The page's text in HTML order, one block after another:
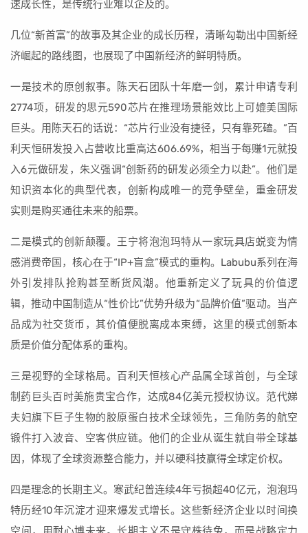
速成长性，是传统行业难以企及的。
几位“新首富”的故事及其企业的成长历程，清晰勾勒出中国新经
济崛起的路线图，也展现了中国新经济的鲜明特质。
一是技术的原创叙事。陈天石团队十年磨一剑，累计申请专利
2774项，研发的思元590芯片在推理场景能效比上可媲美国际
巨头。用陈天石的话说：“芯片行业没有捷径，只有靠死磕。”百
利天恒研发投入占营收比重高达606.69%，相当于每赚1元就投
入6元做研发，朱义强调“创新药的研发必须全力以赴”。他们是
知识资本化的典型代表，创新构成唯一的竞争壁垒，重金研发
实则是购买通往未来的船票。
二是模式的创新颠覆。王宁将泡泡玛特从一家玩具店蜕变为情
感消费帝国，核心在于“IP+盲盒”模式的重构。Labubu系列在海
外引发排队抢购甚至断货风潮。他重新定义了玩具的价值逻
辑，推动中国制造从“性价比”优势升级为“品牌价值”驱动。当产
品成为社交货币，其价值便脱离成本束缚，这里的模式创新本
质是价值分配体系的重构。
三是视野的全球格局。百利天恒核心产品属全球首创，与全球
制药巨头百时美施贵宝合作，达成84亿美元授权协议。范代娣
夫妇旗下巨子生物的胶原蛋白技术全球领先，三角防务的航空
锻件打入波音、空客供应链。他们的企业从诞生就自带全球基
因，体现了全球资源整合能力，并以硬科技赢得全球定价权。
四是理念的长期主义。寒武纪曾连续4年亏损超40亿元，泡泡玛
特历经10年沉淀才迎来爆发式增长。这些新经济企业以时间换